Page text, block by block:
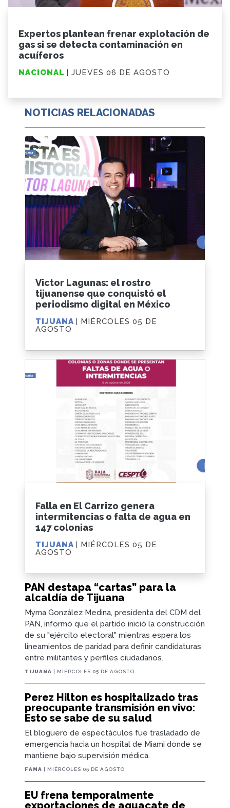
Expertos plantean frenar explotación de
gas si se detecta contaminación en
acuíferos
NACIONAL | JUEVES 06 DE AGOSTO
NOTICIAS RELACIONADAS
PAN destapa “cartas” para la
alcaldía de Tijuana
Myrna González Medina, presidenta del CDM del
PAN, informó que el partido inició la construcción
de su "ejército electoral" mientras espera los
lineamientos de paridad para definir candidaturas
entre militantes y perfiles ciudadanos.
TIJUANA | MIÉRCOLES 05 DE AGOSTO
Perez Hilton es hospitalizado tras
preocupante transmisión en vivo:
Esto se sabe de su salud
El bloguero de espectáculos fue trasladado de
emergencia hacia un hospital de Miami donde se
mantiene bajo supervisión médica.
FAMA | MIÉRCOLES 05 DE AGOSTO
EU frena temporalmente
Victor Lagunas: el rostro
tijuanense que conquistó el
periodismo digital en México
TIJUANA | MIÉRCOLES 05 DE
AGOSTO
Falla en El Carrizo genera
intermitencias o falta de agua en
147 colonias
TIJUANA | MIÉRCOLES 05 DE
AGOSTO